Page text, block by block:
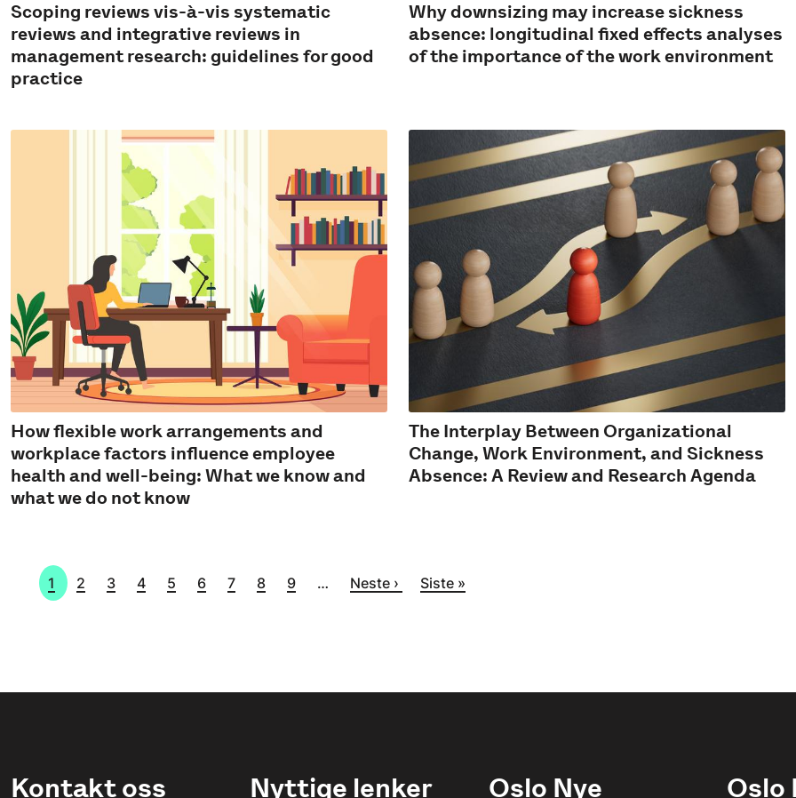
Scoping reviews vis-à-vis systematic
reviews and integrative reviews in
management research: guidelines for good
practice
Why downsizing may increase sickness
absence: longitudinal fixed effects analyses
of the importance of the work environment
How flexible work arrangements and
workplace factors influence employee
health and well-being: What we know and
what we do not know
The Interplay Between Organizational
Change, Work Environment, and Sickness
Absence: A Review and Research Agenda
SiderSide
1 Side
2 Side
3 Side
4 Side
5 Side
6 Side
7 Side
8 Side
9 … Neste side
Neste › Siste side
Siste »
Kontakt oss Nyttige lenker Oslo Nye Oslo